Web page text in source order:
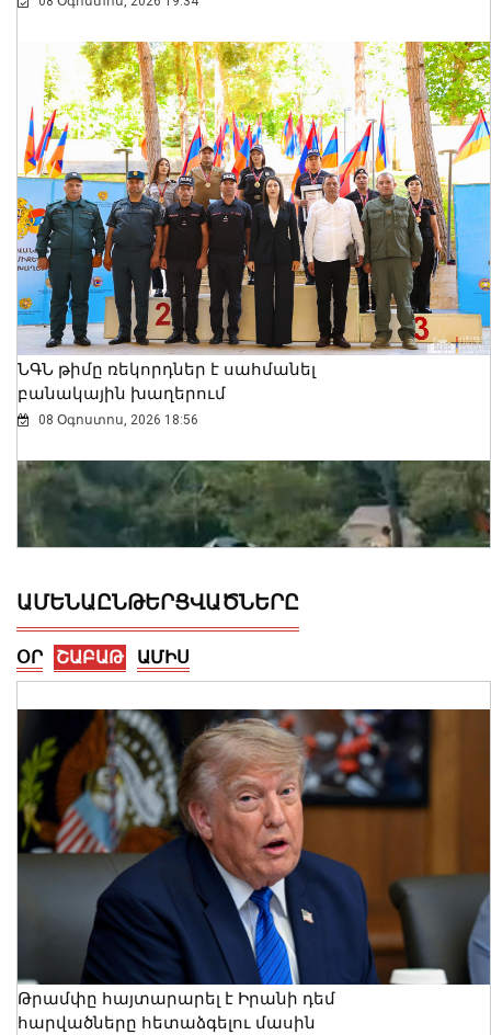
ՆԳՆ թիմը ռեկորդներ է սահմանել
բանակային խաղերում
08 Օգոստոս, 2026 18:56
ԱՄԵՆԱԸՆԹԵՐՑՎԱԾՆԵՐԸ
ՕՐ ՇԱԲԱԹ ԱՄԻՍ
Թրամփը հայտարարել է Իրանի դեմ
հարվածները հետաձգելու մասին